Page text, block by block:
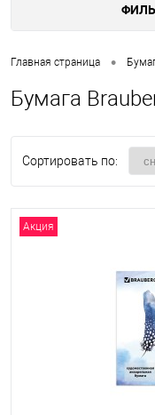
Главная страница •
Бумага
Сортировать по:
Акция